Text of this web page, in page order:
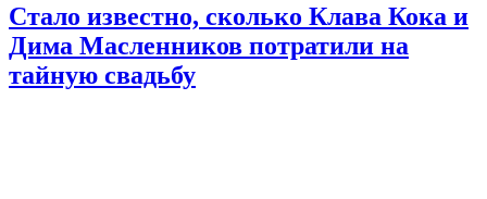
Стало известно, сколько Клава Кока и
Дима Масленников потратили на
тайную свадьбу